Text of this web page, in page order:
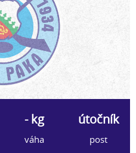
- kg
váha
útočník
post